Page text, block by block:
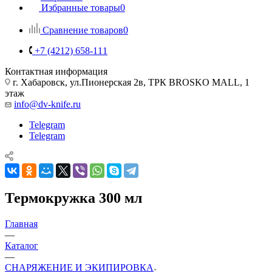
Избранные товары0
Сравнение товаров0
+7 (4212) 658-111
Контактная информация
г. Хабаровск, ул.Пионерская 2в, ТРК BROSKO MALL, 1
этаж
info@dv-knife.ru
Telegram
Telegram
Термокружка 300 мл
Главная
—
Каталог
—
СНАРЯЖЕНИЕ И ЭКИПИРОВКА